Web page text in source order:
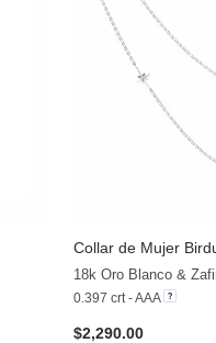
Collar de Mujer
18k Oro Blanco &
0.397 crt - AAA
$2,290.00